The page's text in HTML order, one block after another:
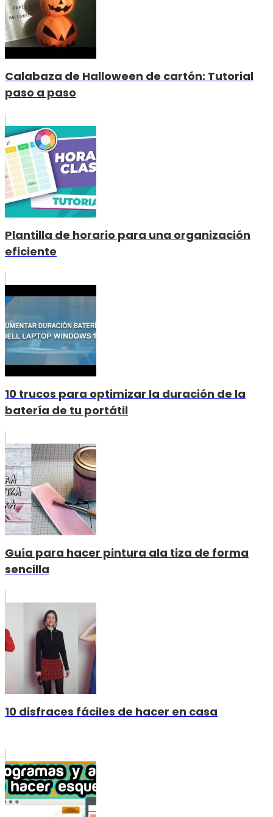
Calabaza de Halloween de cartón: Tutorial
paso a paso
Plantilla de horario para una organización
eficiente
10 trucos para optimizar la duración de la
batería de tu portátil
Guía para hacer pintura ala tiza de forma
sencilla
10 disfraces fáciles de hacer en casa